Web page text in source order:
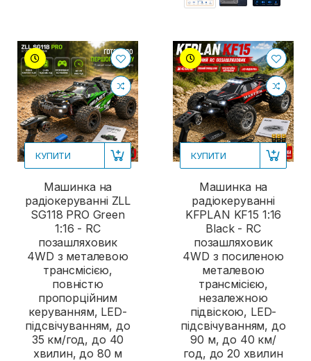
КУПИТИ
Машинка на
радіокеруванні ZLL
SG118 PRO Green
1:16 - RC
позашляховик
4WD з металевою
трансмісією,
повністю
пропорційним
керуванням, LED-
підсвічуванням, до
35 км/год, до 40
хвилин, до 80 м
КУПИТИ
Машинка на
радіокеруванні
KFPLAN KF15 1:16
Black - RC
позашляховик
4WD з посиленою
металевою
трансмісією,
незалежною
підвіскою, LED-
підсвічуванням, до
90 м, до 40 км/
год, до 20 хвилин